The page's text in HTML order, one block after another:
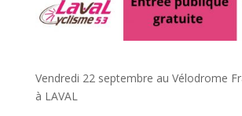
Vendredi 22 septembre au Vélodrome
à LAVAL